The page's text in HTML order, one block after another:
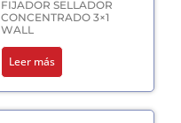
FIJADOR SELLADOR
CONCENTRADO 3×1
WALL
Leer más